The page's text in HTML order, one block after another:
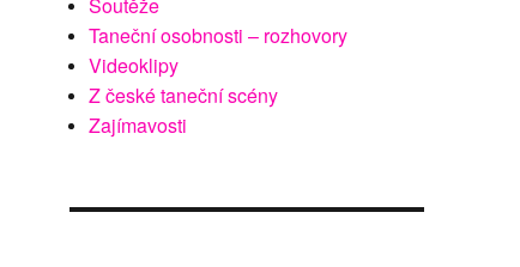
Taneční osobnosti – rozhovory
Videoklipy
Z české taneční scény
Zajímavosti